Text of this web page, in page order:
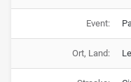
Event:
Ort, Land: